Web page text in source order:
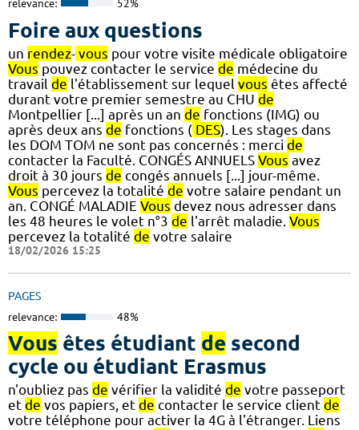
relevance: 52%
Foire aux questions
un rendez- vous pour votre visite médicale obligatoire
Vous pouvez contacter le service de médecine du
travail de l'établissement sur lequel vous êtes affecté
durant votre premier semestre au CHU de
Montpellier [...] après un an de fonctions (IMG) ou
après deux ans de fonctions ( DES). Les stages dans
les DOM TOM ne sont pas concernés : merci de
contacter la Faculté. CONGÉS ANNUELS Vous avez
droit à 30 jours de congés annuels [...] jour-même.
Vous percevez la totalité de votre salaire pendant un
an. CONGÉ MALADIE Vous devez nous adresser dans
les 48 heures le volet n°3 de l'arrêt maladie. Vous
percevez la totalité de votre salaire
18/02/2026 15:25
PAGES
relevance: 48%
Vous êtes étudiant de second
cycle ou étudiant Erasmus
n'oubliez pas de vérifier la validité de votre passeport
et de vos papiers, et de contacter le service client de
votre téléphone pour activer la 4G à l'étranger. Liens